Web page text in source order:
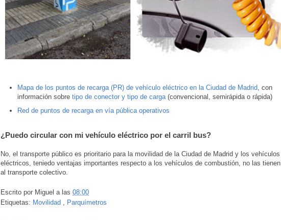
Mapa de los puntos de recarga (PR) de vehículo eléctrico en la Ciudad de Madrid, con
información sobre tipo de conector y tipo de carga(convencional, semirápida o rápida)
Red de puntos de recarga en vía pública operativos
¿Puedo circular con mi vehículo eléctrico por el carril bus?
No, el transporte público es prioritario para la movilidad de la Ciudad de Madrid y los vehículos
eléctricos, teniedo ventajas importantes respecto a los vehículos de combustión, no las
al transporte colectivo.
Escrito por Miguel a las 08:00
Etiquetas: Movilidad Parquímetros